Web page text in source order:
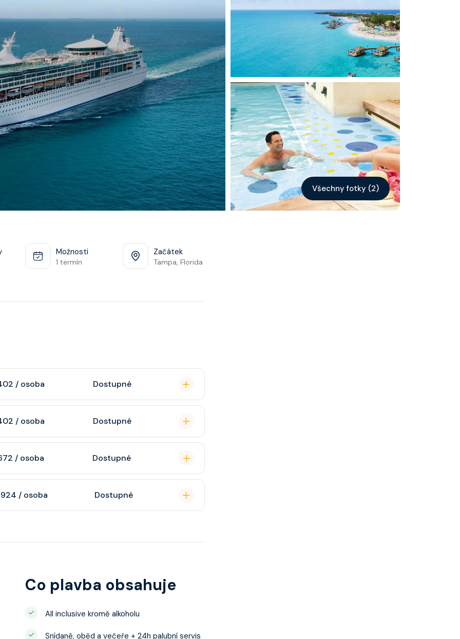
Kontakt
Vyhledat plavbu
Všechny fotky (2)
Možnosti
1 termín
Začátek
Tampa, Florida
/ osoba Dostupné
koupelnu se
TV, rádio,
/ osoba Dostupné
výhledem dle
/ osoba Dostupné
koupelnu
TV,
924 / osoba Dostupné
šatnu,
Co plavba obsahuje
All inclusive kromě alkoholu
Snídaně, oběd a večeře + 24h palubní servis